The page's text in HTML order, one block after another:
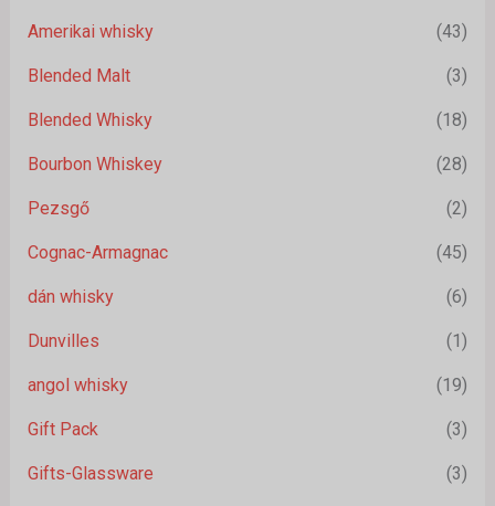
Amerikai whisky (43)
Blended Malt (3)
Blended Whisky (18)
Bourbon Whiskey (28)
Pezsgő (2)
Cognac-Armagnac (45)
dán whisky (6)
Dunvilles (1)
angol whisky (19)
Gift Pack (3)
Gifts-Glassware (3)